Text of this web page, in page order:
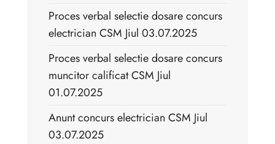
Proces verbal selectie dosare concurs
electrician CSM Jiul 03.07.2025
Proces verbal selectie dosare concurs
muncitor calificat CSM Jiul
01.07.2025
Anunt concurs electrician CSM Jiul
03.07.2025